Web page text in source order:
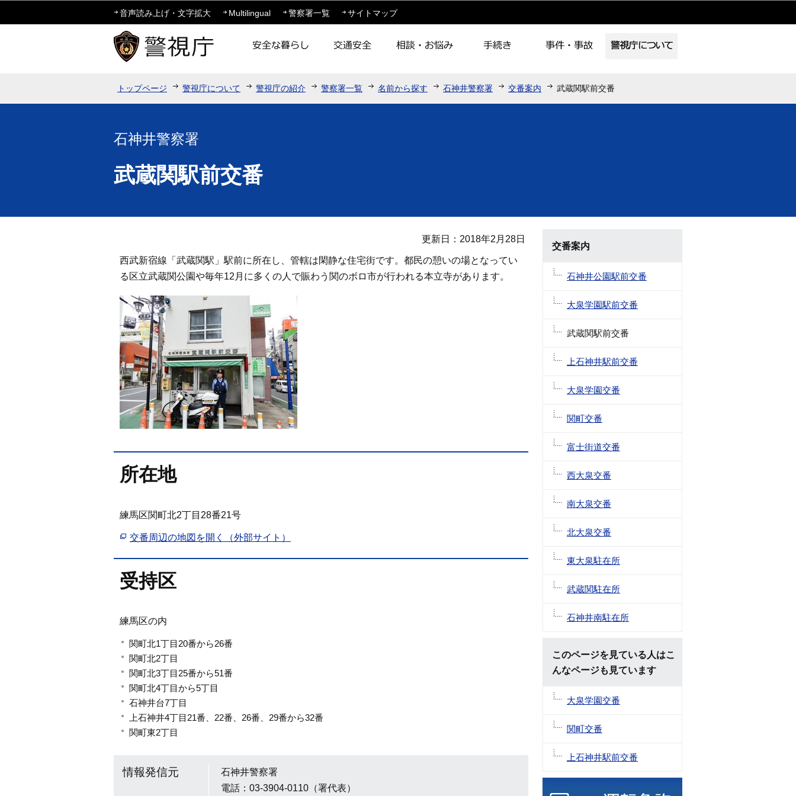
このページの本文へ移動
音声読み上げ・文字拡大 Multilingual 警察署一覧 サイトマップ
トップページ 警視庁について 警視庁の紹介 警察署一覧 名前から探す 石神井警察署 交番案内 武蔵関駅前交番
石神井警察署
武蔵関駅前交番
更新日：2018年2月28日
西武新宿線「武蔵関駅」駅前に所在し、管轄は閑静な住宅街です。都民の憩いの場となってい
る区立武蔵関公園や毎年12月に多くの人で賑わう関のボロ市が行われる本立寺があります。
所在地
練馬区関町北2丁目28番21号
交番周辺の地図を開く（外部サイト）
受持区
練馬区の内
関町北1丁目20番から26番
関町北2丁目
関町北3丁目25番から51番
関町北4丁目から5丁目
石神井台7丁目
上石神井4丁目21番、22番、26番、29番から32番
関町東2丁目
情報発信元
石神井警察署
電話：03-3904-0110（署代表）
交番案内
石神井公園駅前交番
大泉学園駅前交番
武蔵関駅前交番
上石神井駅前交番
大泉学園交番
関町交番
富士街道交番
西大泉交番
南大泉交番
北大泉交番
東大泉駐在所
武蔵関駐在所
石神井南駐在所
このページを見ている人はこ
んなページも見ています
大泉学園交番
関町交番
上石神井駅前交番